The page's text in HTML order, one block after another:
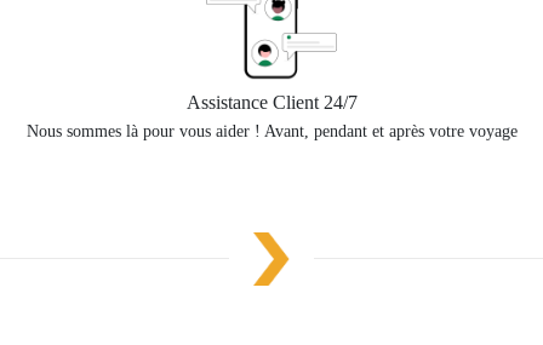
Assistance Client 24/7
Nous sommes là pour vous aider ! Avant, pendant et après votre voyage